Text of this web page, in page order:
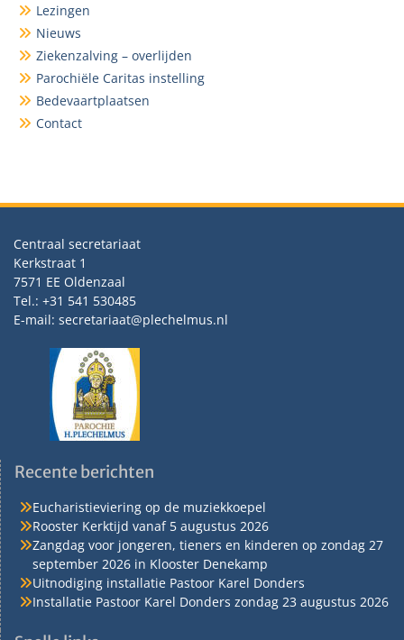
Lezingen
Nieuws
Ziekenzalving – overlijden
Parochiële Caritas instelling
Bedevaartplaatsen
Contact
Centraal secretariaat
Kerkstraat 1
7571 EE Oldenzaal
Tel.: +31 541 530485
E-mail: secretariaat@plechelmus.nl
Recente berichten
Eucharistieviering op de muziekkoepel
Rooster Kerktijd vanaf 5 augustus 2026
Zangdag voor jongeren, tieners en kinderen op zondag 27
september 2026 in Klooster Denekamp
Uitnodiging installatie Pastoor Karel Donders
Installatie Pastoor Karel Donders zondag 23 augustus 2026